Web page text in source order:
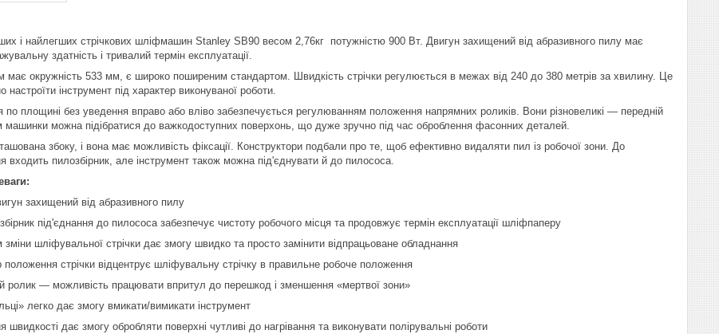
і найлегших стрічкових шліфмашин Stanley SB90 весом 2,76кг потужністю 900 Вт. Двигун захищений від абразивного пилу має
здатність і тривалий термін експлуатації.
має окружність 533 мм, є широко поширеним стандартом. Швидкість стрічки регулюється в межах від 240 до 380 метрів за хвилину. Це
інструмент під характер виконуваної роботи.
по площині без уведення вправо або вліво забезпечується регулюванням положення напрямних роликів. Вони різновеликі — передній
можна підібратися до важкодоступних поверхонь, що дуже зручно під час оброблення фасонних деталей.
збоку, і вона має можливість фіксації. Конструктори подбали про те, щоб ефективно видаляти пил із робочої зони. До
входить пилозбірник, але інструмент також можна під'єднувати й до пилососа.
захищений від абразивного пилу
під'єднання до пилососа забезпечує чистоту робочого місця та продовжує термін експлуатації шліфпаперу
шліфувальної стрічки дає змогу швидко та просто замінити відпрацьоване обладнання
положення стрічки відцентрує шліфувальну стрічку в правильне робоче положення
ролик — можливість працювати впритул до перешкод і зменшення «мертвої зони»
легко дає змогу вмикати/вимикати інструмент
дає змогу обробляти поверхні чутливі до нагрівання та виконувати полірувальні роботи